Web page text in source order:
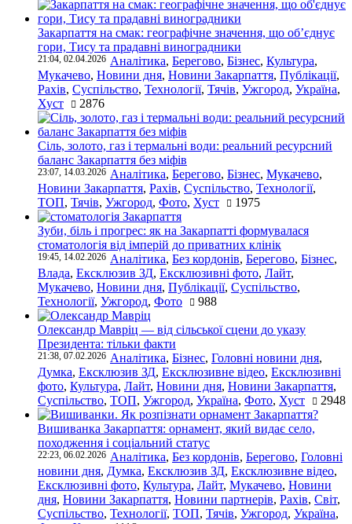
Закарпаття на смак: географічне значення, що об’єднує
гори, Тису та прадавні виноградники
21:04, 02.04.2026 Аналітика, Берегово, Бізнес, Культура,
Мукачево, Новини дня, Новини Закарпаття, Публікації,
Рахів, Суспільство, Технології, Тячів, Ужгород, Україна,
Хуст
2876
Сіль, золото, газ і термальні води: реальний ресурсний
баланс Закарпаття без міфів
23:07, 14.03.2026 Аналітика, Берегово, Бізнес, Мукачево,
Новини Закарпаття, Рахів, Суспільство, Технології,
ТОП, Тячів, Ужгород, Фото, Хуст 1975
Зуби, біль і прогрес: як на Закарпатті формувалася
стоматологія від імперій до приватних клінік
19:45, 14.02.2026 Аналітика, Без кордонів, Берегово, Бізнес,
Влада, Ексклюзив ЗД, Ексклюзивні фото, Лайт,
Мукачево, Новини дня, Публікації, Суспільство,
Технології, Ужгород, Фото 988
Олександр Мавріц — від сільської сцени до указу
Президента: тільки факти
21:38, 07.02.2026 Аналітика, Бізнес, Головні новини дня,
Думка, Ексклюзив ЗД, Ексклюзивне відео, Ексклюзивні
фото, Культура, Лайт, Новини дня, Новини Закарпаття,
Суспільство, ТОП, Ужгород, Україна, Фото, Хуст 2948
Вишиванка Закарпаття: орнамент, який видає село,
походження і соціальний статус
22:23, 06.02.2026 Аналітика, Без кордонів, Берегово, Головні
новини дня, Думка, Ексклюзив ЗД, Ексклюзивне відео,
Ексклюзивні фото, Культура, Лайт, Мукачево, Новини
дня, Новини Закарпаття, Новини партнерів, Рахів, Світ,
Суспільство, Технології, ТОП, Тячів, Ужгород, Україна,